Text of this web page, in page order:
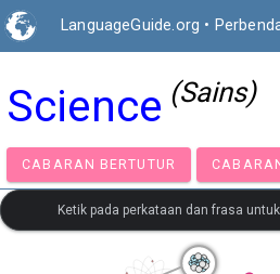
LanguageGuide.org •
Science (Sains)
CABARAN BERTUTUR
Ketik pada perkataan dan frasa